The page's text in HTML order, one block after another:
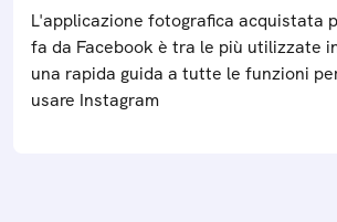
L'applicazione fotografica acquistata
fa da Facebook è tra le più utilizzate
una rapida guida a tutte le funzioni
usare Instagram